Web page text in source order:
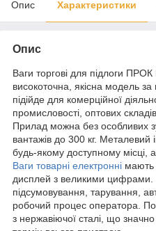
Опис Характеристики
Опис
Ваги торгові для підлоги
високоточна, якісна модель
підійде для комерційної
промисловості, оптових
Прилад можна без особливих
вантажів до 300 кг. Металевий
будь-якому доступному місці,
Ваги товарні електронні мають
дисплей з великими цифрами.
підсумовування, тарування,
робочий процес оператора.
​​з нержавіючої сталі, що